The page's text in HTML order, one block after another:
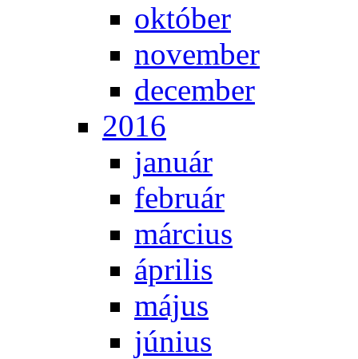
ok­tó­ber
no­vem­ber
de­cem­ber
2016
ja­nu­ár
feb­ru­ár
már­ci­us
áp­ri­lis
má­jus
jú­ni­us